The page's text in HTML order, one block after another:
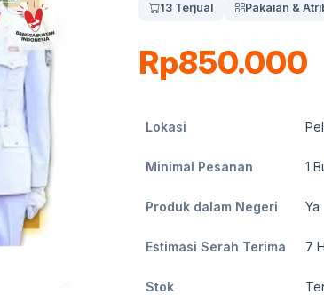
13 Terjual Pakaian &
Rp850.000
Lokasi
Minimal Pesanan 1
Produk dalam Negeri Ya
Estimasi Serah Terima 7
Stok